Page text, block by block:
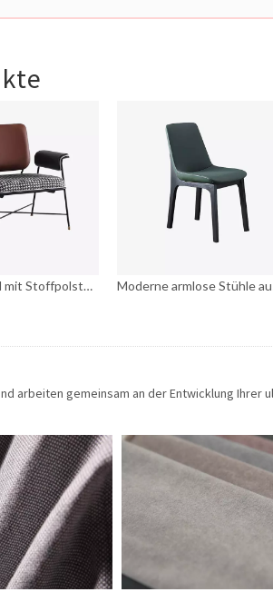
Moderne armlose Stühle aus Metall mit Lederkissen und Metall
arbeiten gemeinsam an der Entwicklung Ihrer